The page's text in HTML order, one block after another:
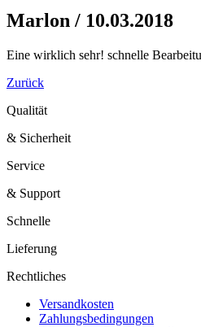
Marlon / 10.03.2018
Eine wirklich sehr! schnelle
Zurück
Qualität
& Sicherheit
Service
& Support
Schnelle
Lieferung
Rechtliches
Versandkosten
Zahlungsbedingungen